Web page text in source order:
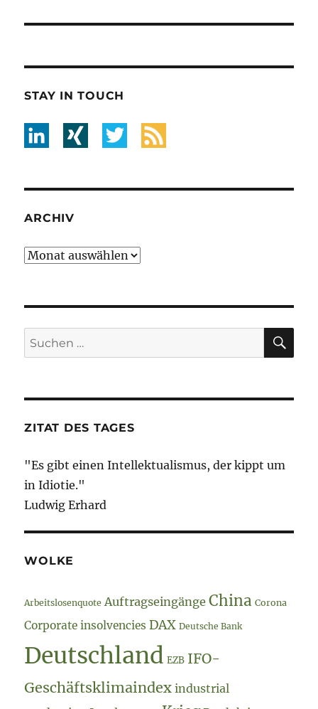
STAY IN TOUCH
ARCHIV
Archiv
Suche
nach:
ZITAT DES TAGES
"Es gibt einen Intellektualismus, der kippt um
in Idiotie."
Ludwig Erhard
WOLKE
Arbeitslosenquote Auftragseingänge China Corona
Corporate insolvencies DAX Deutsche Bank
Deutschland EZB IFO-
Geschäftsklimaindex industrial